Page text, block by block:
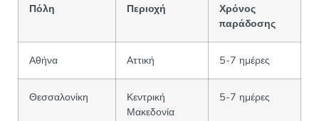
Πόλη Περιοχή
Χρόνος
παράδοσης
Αθήνα Αττική 5-7 ημέρες
Θεσσαλονίκη
Κεντρική
Μακεδονία
5-7 ημέρες